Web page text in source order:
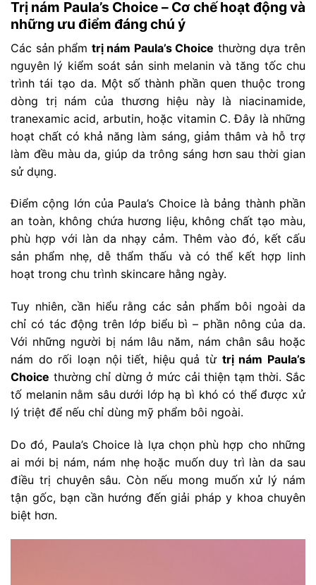
Trị nám Paula’s Choice – Cơ chế hoạt động và
những ưu điểm đáng chú ý
Các sản phẩm trị nám Paula’s Choice thường dựa trên
nguyên lý kiểm soát sản sinh melanin và tăng tốc chu
trình tái tạo da. Một số thành phần quen thuộc trong
dòng trị nám của thương hiệu này là niacinamide,
tranexamic acid, arbutin, hoặc vitamin C. Đây là những
hoạt chất có khả năng làm sáng, giảm thâm và hỗ trợ
làm đều màu da, giúp da trông sáng hơn sau thời gian
sử dụng.
Điểm cộng lớn của Paula’s Choice là bảng thành phần
an toàn, không chứa hương liệu, không chất tạo màu,
phù hợp với làn da nhạy cảm. Thêm vào đó, kết cấu
sản phẩm nhẹ, dễ thẩm thấu và có thể kết hợp linh
hoạt trong chu trình skincare hằng ngày.
Tuy nhiên, cần hiểu rằng các sản phẩm bôi ngoài da
chỉ có tác động trên lớp biểu bì – phần nông của da.
Với những người bị nám lâu năm, nám chân sâu hoặc
nám do rối loạn nội tiết, hiệu quả từ trị nám Paula’s
Choice thường chỉ dừng ở mức cải thiện tạm thời. Sắc
tố melanin nằm sâu dưới lớp hạ bì khó có thể được xử
lý triệt để nếu chỉ dùng mỹ phẩm bôi ngoài.
Do đó, Paula’s Choice là lựa chọn phù hợp cho những
ai mới bị nám, nám nhẹ hoặc muốn duy trì làn da sau
điều trị chuyên sâu. Còn nếu mong muốn xử lý nám
tận gốc, bạn cần hướng đến giải pháp y khoa chuyên
biệt hơn.